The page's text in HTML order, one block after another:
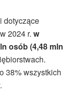
dotyczące
2024 r. w
osób (4,48 mln
38% wszystkich